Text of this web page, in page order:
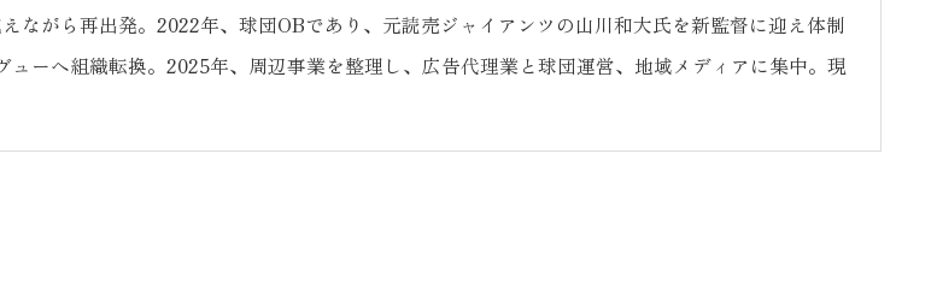
ながら再出発。2022年、球団OBであり、元読売ジャイアンツの山川和大氏を新監督に迎え体制
ーへ組織転換。2025年、周辺事業を整理し、広告代理業と球団運営、地域メディアに集中。現